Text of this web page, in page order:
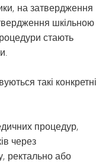
на затвердження
шкільною
стають
такі конкретні
процедур,
через
ректально або